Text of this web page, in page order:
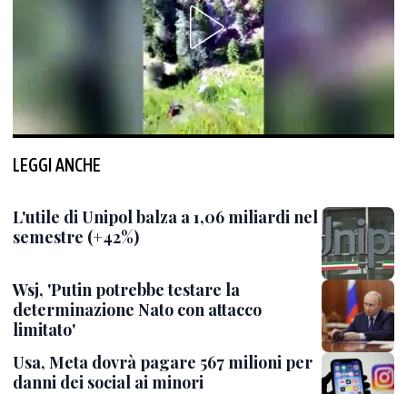
LEGGI ANCHE
L'utile di Unipol balza a 1,06 miliardi nel
semestre (+42%)
Wsj, 'Putin potrebbe testare la
determinazione Nato con attacco
limitato'
Usa, Meta dovrà pagare 567 milioni per
danni dei social ai minori